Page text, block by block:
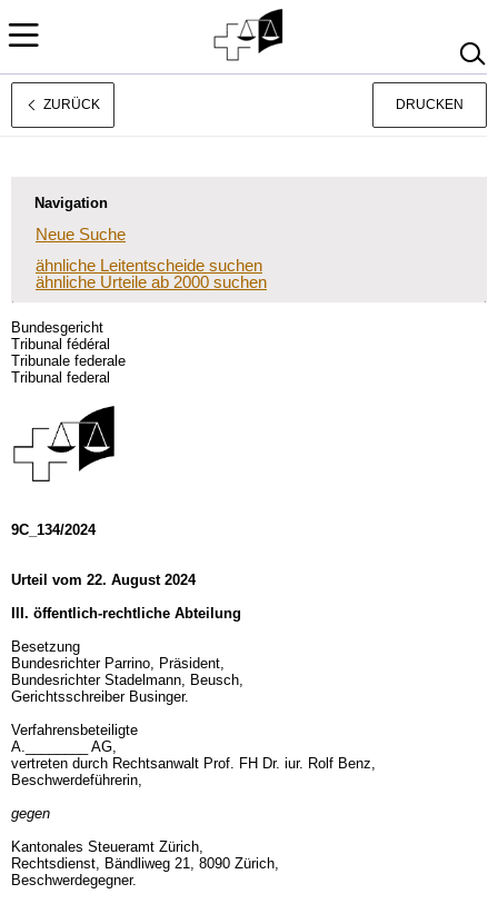
Français
ZURÜCK DRUCKEN
Navigation
Neue Suche
ähnliche Leitentscheide suchen
ähnliche Urteile ab 2000 suchen
Bundesgericht
Tribunal fédéral
Tribunale federale
Tribunal federal
9C_134/2024
Urteil vom 22. August 2024
III. öffentlich-rechtliche Abteilung
Besetzung
Bundesrichter Parrino, Präsident,
Bundesrichter Stadelmann, Beusch,
Gerichtsschreiber Businger.
Verfahrensbeteiligte
A.________ AG,
vertreten durch Rechtsanwalt Prof. FH Dr. iur. Rolf Benz,
Beschwerdeführerin,
gegen
Kantonales Steueramt Zürich,
Rechtsdienst, Bändliweg 21, 8090 Zürich,
Beschwerdegegner.